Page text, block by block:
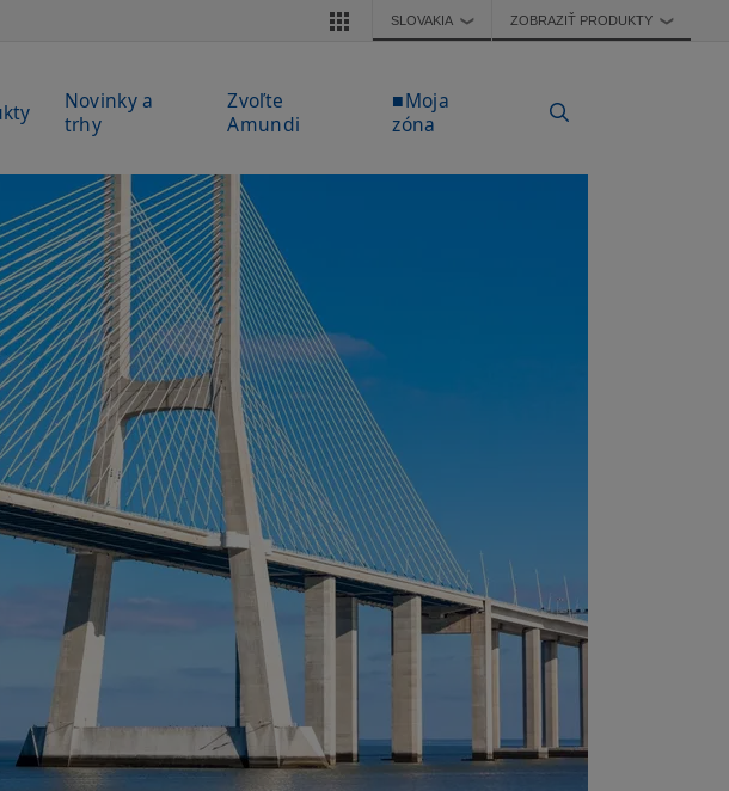
SLOVAKIA ❯ ZOBRAZIŤ PRODUKTY ❯
Novinky a
trhy
Zvoľte
Amundi
■Moja
zóna
klientsky
Moje
sa, prichádza nové Moje Amundi,
portál, kde môžete sledovať svoje
sa ešte dnes!